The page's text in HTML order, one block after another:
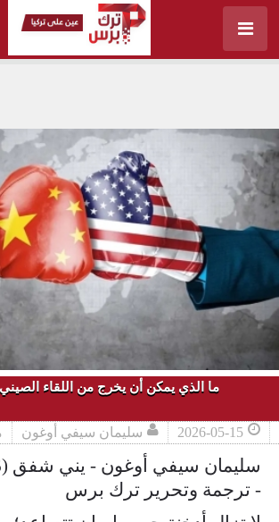
ما الذي يمكن أن يخرج من اللقاء
2026-05-15 سليمان سيفي أوغون
- ترجمة وتحرير ترك برس